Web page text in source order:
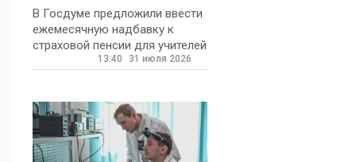
В Госдуме предложили ввести
ежемесячную надбавку к
страховой пенсии для учителей
государственных и
13:40 31 июля 2026